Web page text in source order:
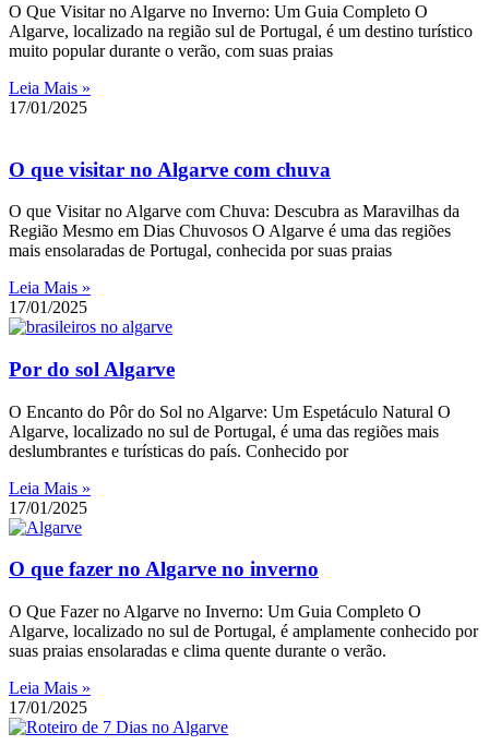
O Que Visitar no Algarve no Inverno: Um Guia Completo O
Algarve, localizado na região sul de Portugal, é um destino turístico
muito popular durante o verão, com suas praias
Leia Mais »
17/01/2025
O que visitar no Algarve com chuva
O que Visitar no Algarve com Chuva: Descubra as Maravilhas da
Região Mesmo em Dias Chuvosos O Algarve é uma das regiões
mais ensolaradas de Portugal, conhecida por suas praias
Leia Mais »
17/01/2025
Por do sol Algarve
O Encanto do Pôr do Sol no Algarve: Um Espetáculo Natural O
Algarve, localizado no sul de Portugal, é uma das regiões mais
deslumbrantes e turísticas do país. Conhecido por
Leia Mais »
17/01/2025
O que fazer no Algarve no inverno
O Que Fazer no Algarve no Inverno: Um Guia Completo O
Algarve, localizado no sul de Portugal, é amplamente conhecido por
suas praias ensolaradas e clima quente durante o verão.
Leia Mais »
17/01/2025